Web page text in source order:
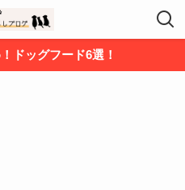
ドッグフード6選！